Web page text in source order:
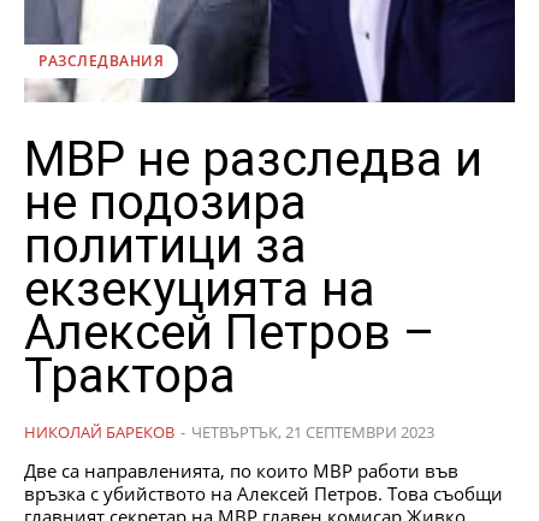
РАЗСЛЕДВАНИЯ
МВР не разследва и
не подозира
политици за
екзекуцията на
Алексей Петров –
Трактора
НИКОЛАЙ БАРЕКОВ - ЧЕТВЪРТЪК, 21 СЕПТЕМВРИ 2023
Две са направленията, по които МВР работи във
връзка с убийството на Алексей Петров. Това съобщи